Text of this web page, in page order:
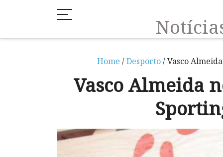
Home /Desporto/ Vasco
Vasco Almeida